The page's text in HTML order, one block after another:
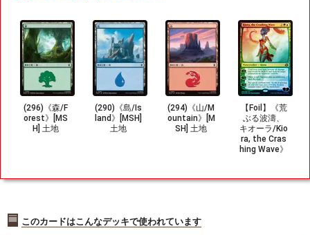
(296)《森/F
orest》[MS
H] 土地
(290)《島/Is
land》[MSH]
土地
(294)《山/M
ountain》[M
SH] 土地
【Foil】《荒
ぶる波濤、
キオーラ/Kio
ra, the Cras
hing Wave》
このカードはこんなデッキで使われています